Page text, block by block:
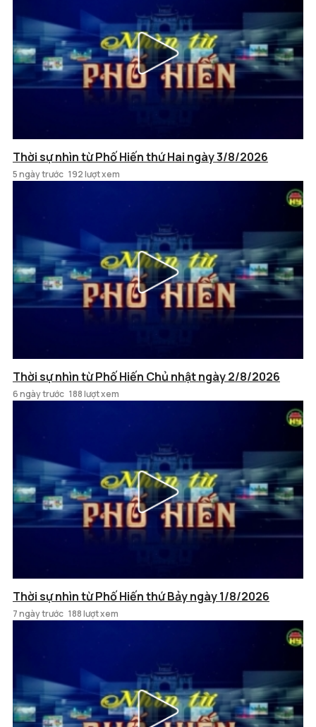
Thời sự nhìn từ Phố Hiến thứ Hai ngày 3/8/2026
5 ngày trước 192 lượt xem
Thời sự nhìn từ Phố Hiến Chủ nhật ngày 2/8/2026
6 ngày trước 188 lượt xem
Thời sự nhìn từ Phố Hiến thứ Bảy ngày 1/8/2026
7 ngày trước 188 lượt xem